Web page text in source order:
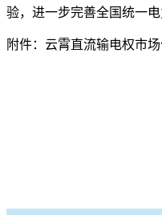
验，进一步完善全国统一电
附件：云霄直流输电权市